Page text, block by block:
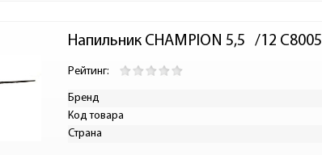
Напильник CHAMPION 5,5   /12 C8005
Рейтинг:
Бренд
Код товара
Страна